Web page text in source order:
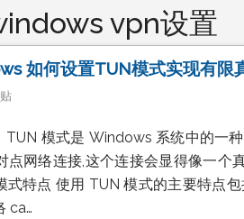
vpn设置
如何设置TUN模式实现有限
TUN 模式是 Windows 系统中的一
点网络连接,这个连接会显得像一个
式特点 使用 TUN 模式的主要特点
ca…